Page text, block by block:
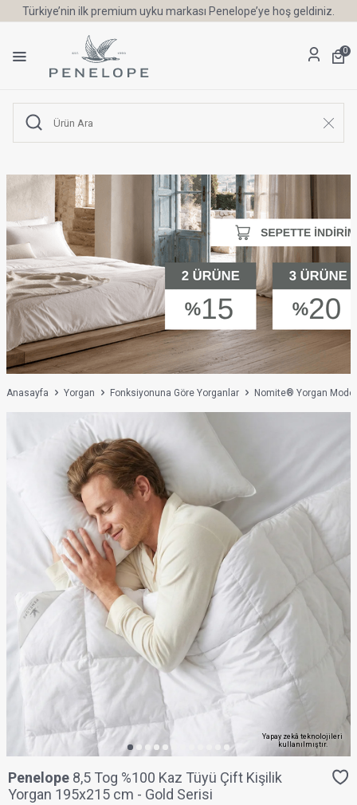
Türkiye’nin ilk premium uyku markası Penelope’ye hoş geldiniz.
0
Anasayfa Yorgan Fonksiyonuna Göre Yorganlar Nomite® Yorgan
Yapay zekâ teknolojileri
kullanılmıştır.
Penelope 8,5 Tog %100 Kaz Tüyü Çift Kişilik
Yorgan 195x215 cm - Gold Serisi